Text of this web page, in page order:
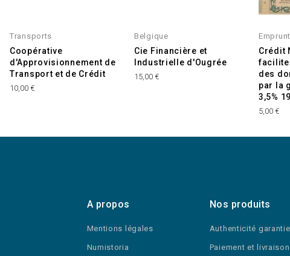
Transports
Coopérative
d'Approvisionnement de
Transport et de Crédit
10,00 €
Belgique
Cie Financière et
Industrielle d'Ougrée
15,00 €
Crédit
des
par la
3,5%
5,00 €
A propos
Mentions légales
Numistoria
Nos produits
Authenticité garantie
Paiement et livraison